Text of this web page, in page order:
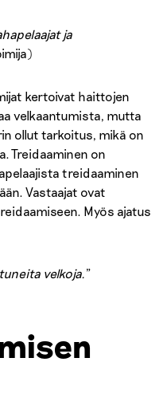
ja
kertoivat haittojen
velkaantumista, mutta
ollut tarkoitus, mikä on
Treidaaminen on
treidaaminen
Vastaajat ovat
Myös ajatus
velkoja.”